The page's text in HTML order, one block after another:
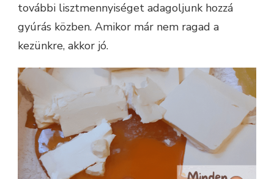
további lisztmennyiséget adagoljunk hozzá
gyúrás közben. Amikor már nem ragad a
kezünkre, akkor jó.